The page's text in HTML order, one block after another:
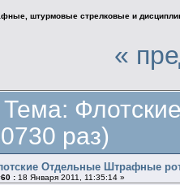
штурмовые стрелковые и
«
Тема:
раз)
Отдельные Штрафные
:18 Января 2011, 11:35:14 »